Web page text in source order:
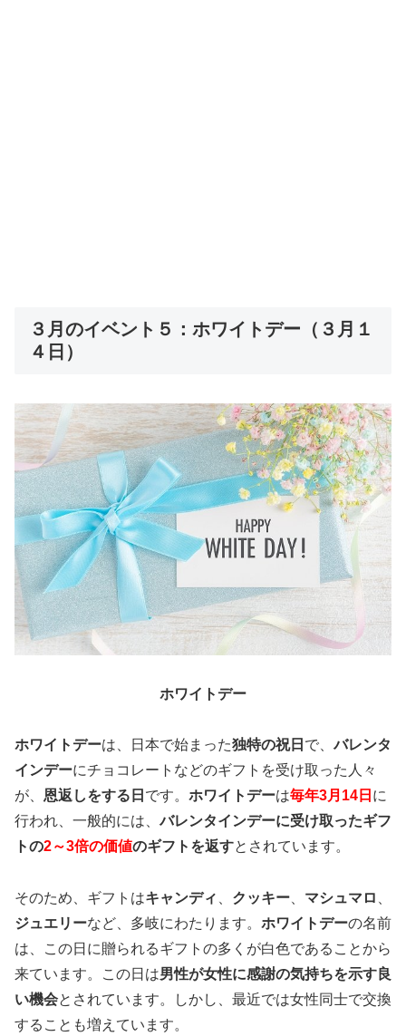
３月のイベント５：ホワイトデー（３月１
４日）
ホワイトデー
ホワイトデーは、日本で始まった独特の祝日 で、バレンタ
インデーにチョコレートなどのギフトを受け取った人々
が、 恩返しをする日 です。 ホワイトデーは毎年3月14日 に
行われ、一般的には、バレンタインデーに受け取ったギフ
トの2～3倍の価値のギフトを返すとされています。
そのため、ギフトはキャンディ クッキー マシュマロ
ジュエリーなど、多岐にわたります。 ホワイトデーの名前
は、この日に贈られるギフトの多くが白色であることから
来ています。この日は男性が女性に感謝の気持ちを示す良
い機会とされています。しかし、最近では女性同士で交換
することも増えています。